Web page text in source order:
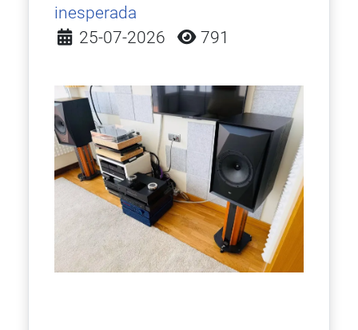
inesperada
Detalles
25-07-2026 791